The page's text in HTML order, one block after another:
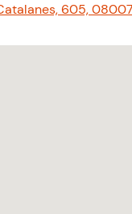
605,